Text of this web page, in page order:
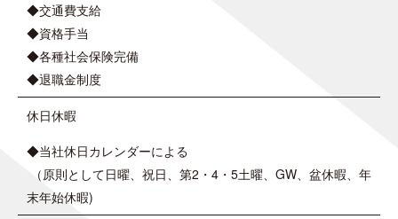
◆交通費支給
◆資格手当
◆各種社会保険完備
◆退職金制度
休日休暇
◆当社休日カレンダーによる
（原則として日曜、祝日、第2・4・5土曜、GW、盆休暇、年
末年始休暇)